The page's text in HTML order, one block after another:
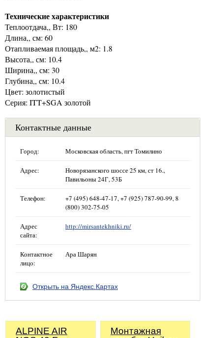
Технические характеристики
Теплоотдача,, Вт: 180
Длина,, см: 60
Отапливаемая площадь,, м2: 1.8
Высота,, см: 10.4
Ширина,, см: 30
Глубина,, см: 10.4
Цвет: золотистый
Серия: ITT+SGA золотой
Контактные данные
Город: Московская область, пгт Томилино
Адрес:
Новорязанского шоссе 25 км, ст 16.,
Павильоны 24Г, 53Б
Телефон:
+7 (495) 648-47-17, +7 (925) 787-90-99, 8
(800) 302-75-05
Адрес
сайта:
http://mirsantekhniki.ru/
Контактное
лицо:
Ара Шарян
Открыть на Яндекс.Картах
ALPINE AIR
Монтажная